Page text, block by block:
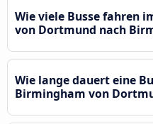
Wie viele Busse fahren
von Dortmund nach
Wie lange dauert eine
Birmingham von